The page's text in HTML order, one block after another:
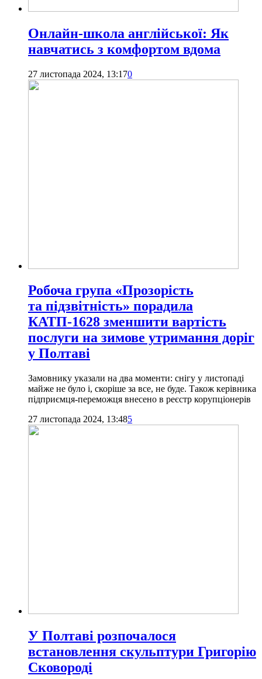
Онлайн-школа англійської: Як
навчатись з комфортом вдома
27 листопада 2024, 13:170
Робоча група «Прозорість
та підзвітність» порадила
КАТП-1628 зменшити вартість
послуги на зимове утримання доріг
у Полтаві
Замовнику указали на два моменти: снігу у листопаді
майже не було і, скоріше за все, не буде. Також керівника
підприємця-переможця внесено в реєстр корупціонерів
27 листопада 2024, 13:485
У Полтаві розпочалося
встановлення скульптури Григорію
Сковороді